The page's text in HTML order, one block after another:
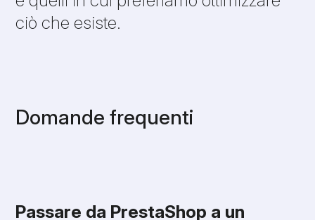
ciò che esiste.
Domande frequenti
Passare da PrestaShop a un